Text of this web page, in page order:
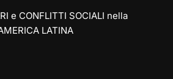
e CONFLITTI SOCIALI nella
LATINA